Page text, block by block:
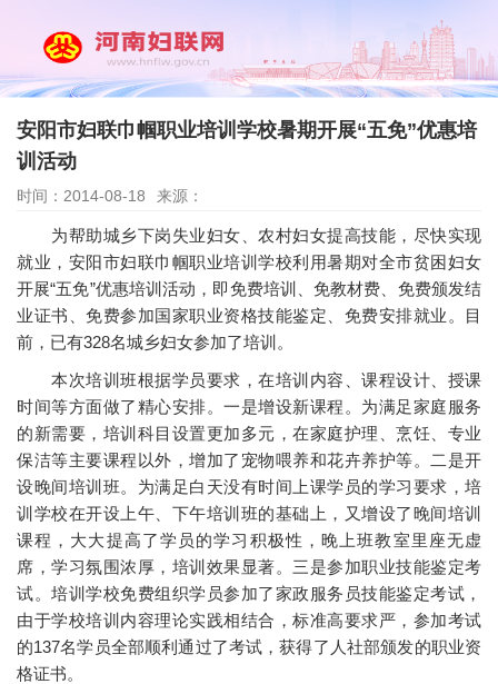
安阳市妇联巾帼职业培训学校暑期开展“五免”优惠培
训活动
时间：2014-08-18 来源：
为帮助城乡下岗失业妇女、农村妇女提高技能，尽快实现
就业，安阳市妇联巾帼职业培训学校利用暑期对全市贫困妇女
开展“五免”优惠培训活动，即免费培训、免教材费、免费颁发结
业证书、免费参加国家职业资格技能鉴定、免费安排就业。目
前，已有328名城乡妇女参加了培训。
本次培训班根据学员要求，在培训内容、课程设计、授课
时间等方面做了精心安排。一是增设新课程。为满足家庭服务
的新需要，培训科目设置更加多元，在家庭护理、烹饪、专业
保洁等主要课程以外，增加了宠物喂养和花卉养护等。二是开
设晚间培训班。为满足白天没有时间上课学员的学习要求，培
训学校在开设上午、下午培训班的基础上，又增设了晚间培训
课程，大大提高了学员的学习积极性，晚上班教室里座无虚
席，学习氛围浓厚，培训效果显著。三是参加职业技能鉴定考
试。培训学校免费组织学员参加了家政服务员技能鉴定考试，
由于学校培训内容理论实践相结合，标准高要求严，参加考试
的137名学员全部顺利通过了考试，获得了人社部颁发的职业资
格证书。